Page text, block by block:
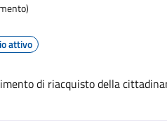
attivo
di riacquisto della